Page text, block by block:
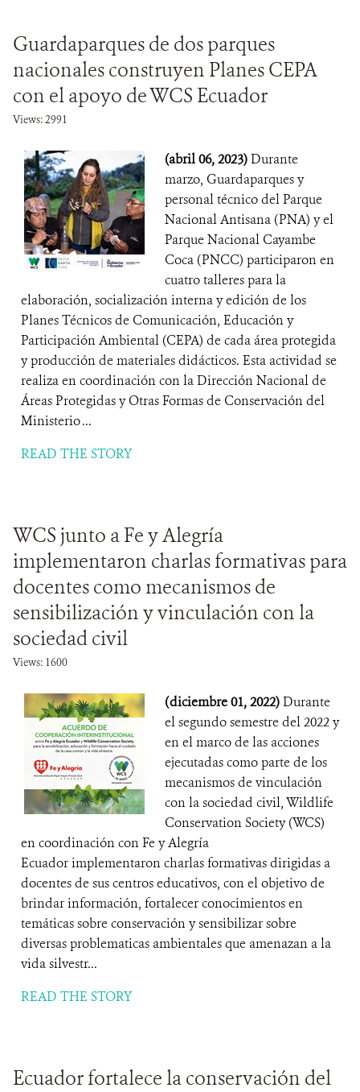
Guardaparques de dos parques
nacionales construyen Planes CEPA
con el apoyo de WCS Ecuador
Views: 2991
(abril 06, 2023)Durante
marzo, Guardaparques y
personal técnico del Parque
Nacional Antisana (PNA) y el
Parque Nacional Cayambe
Coca (PNCC) participaron en
cuatro talleres para la
elaboración, socialización interna y edición de los
Planes Técnicos de Comunicación, Educación y
Participación Ambiental (CEPA) de cada área protegida
y producción de materiales didácticos. Esta actividad se
realiza en coordinación con la Dirección Nacional de
Áreas Protegidas y Otras Formas de Conservación del
Ministerio ...
READ THE STORY
WCS junto a Fe y Alegría
implementaron charlas formativas para
docentes como mecanismos de
sensibilización y vinculación con la
sociedad civil
Views: 1600
(diciembre 01, 2022)Durante
el segundo semestre del 2022 y
en el marco de las acciones
ejecutadas como parte de los
mecanismos de vinculación
con la sociedad civil, Wildlife
Conservation Society (WCS)
en coordinación con Fe y Alegría
Ecuador implementaron charlas formativas dirigidas a
docentes de sus centros educativos​, ​​con el objetivo de
brindar información, fortalecer conocimientos en
temáticas sobre conservación y sensibilizar sobre
diversas problematicas ambientales que amenazan a la
vida silvestr...
READ THE STORY
Ecuador fortalece la conservación del